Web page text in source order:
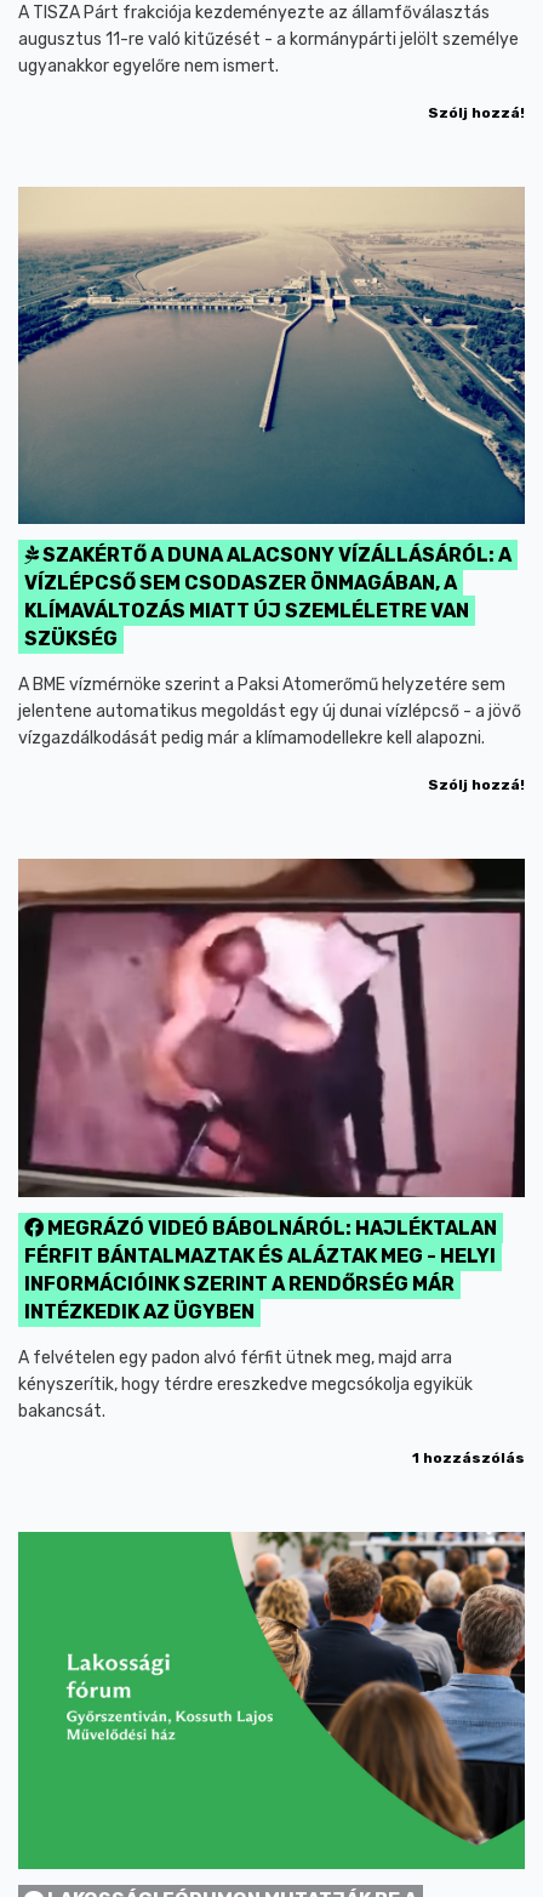
A TISZA Párt frakciója kezdeményezte az államfőválasztás
augusztus 11-re való kitűzését - a kormánypárti jelölt személye
ugyanakkor egyelőre nem ismert.
Szólj hozzá!
SZAKÉRTŐ A DUNA ALACSONY VÍZÁLLÁSÁRÓL: A
VÍZLÉPCSŐ SEM CSODASZER ÖNMAGÁBAN, A
KLÍMAVÁLTOZÁS MIATT ÚJ SZEMLÉLETRE VAN
SZÜKSÉG
A BME vízmérnöke szerint a Paksi Atomerőmű helyzetére sem
jelentene automatikus megoldást egy új dunai vízlépcső - a jövő
vízgazdálkodását pedig már a klímamodellekre kell alapozni.
Szólj hozzá!
MEGRÁZÓ VIDEÓ BÁBOLNÁRÓL: HAJLÉKTALAN
FÉRFIT BÁNTALMAZTAK ÉS ALÁZTAK MEG - HELYI
INFORMÁCIÓINK SZERINT A RENDŐRSÉG MÁR
INTÉZKEDIK AZ ÜGYBEN
A felvételen egy padon alvó férfit ütnek meg, majd arra
kényszerítik, hogy térdre ereszkedve megcsókolja egyikük
bakancsát.
1 hozzászólás